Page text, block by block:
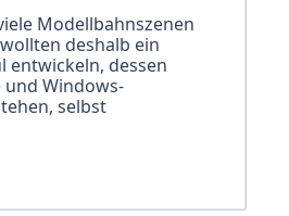
Modellbahnszenen
deshalb ein
entwickeln, dessen
Windows-
selbst